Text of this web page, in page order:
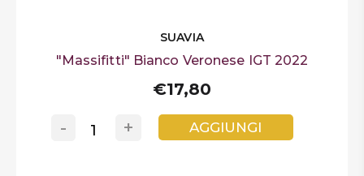
SUAVIA
"Massifitti" Bianco Veronese IGT 2022
€17,80
+
- AGGIUNGI